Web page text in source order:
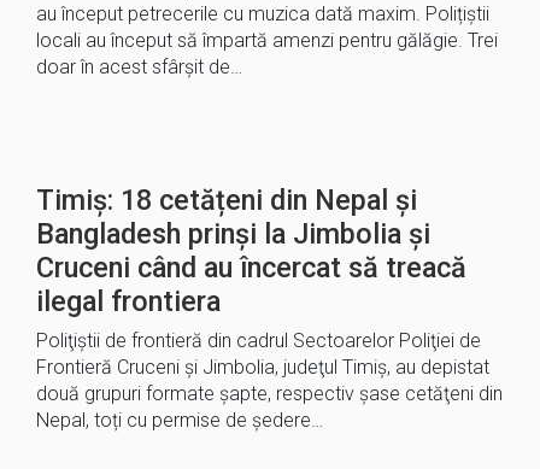
au început petrecerile cu muzica dată maxim. Polițiștii
locali au început să împartă amenzi pentru gălăgie. Trei
doar în acest sfârșit de…
Timiș: 18 cetățeni din Nepal și
Bangladesh prinși la Jimbolia și
Cruceni când au încercat să treacă
ilegal frontiera
Poliţiştii de frontieră din cadrul Sectoarelor Poliţiei de
Frontieră Cruceni și Jimbolia, judeţul Timiș, au depistat
două grupuri formate șapte, respectiv șase cetăţeni din
Nepal, toți cu permise de ședere…